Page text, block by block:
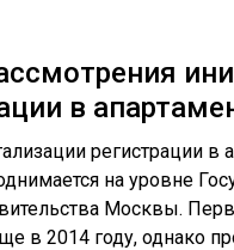
в
регистрации в
на уровне
Москвы.
в 2014 году, однако